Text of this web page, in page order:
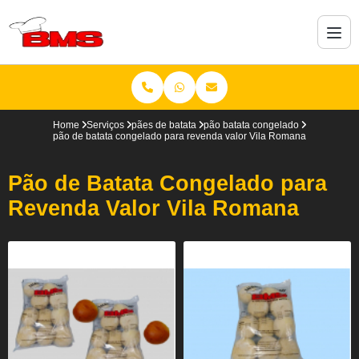
Home Serviços pães de batata
pão batata congelado
pão de batata congelado para revenda valor Vila Romana
Pão de Batata Congelado para
Revenda Valor Vila Romana